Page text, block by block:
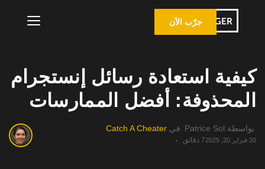
جرّب الآن
كيفية استعادة رسائل إنستجرام
المحذوفة: أفضل الممارسات
بواسطة Patrice Sol في Catch A Cheater
20 فبراير 20, 2025 7 دقائق